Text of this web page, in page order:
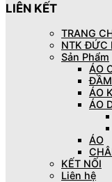
LIÊN KẾT
TRANG
NTK ĐỨC
Sản Phẩm
ÁO
ĐẦM
ÁO
ÁO
ÁO
KẾT NỐI
Liên hệ